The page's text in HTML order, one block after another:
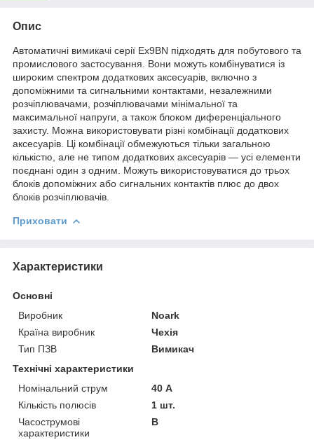
Опис
Автоматичні вимикачі серії Ex9BN підходять для побутового та
промислового застосування. Вони можуть комбінуватися із
широким спектром додаткових аксесуарів, включно з
допоміжними та сигнальними контактами, незалежними
розчіплювачами, розчіплювачами мінімальної та
максимальної напруги, а також блоком диференціального
захисту. Можна використовувати різні комбінації додаткових
аксесуарів. Ці комбінації обмежуються тільки загальною
кількістю, але не типом додаткових аксесуарів — усі елементи
поєднані один з одним. Можуть використовуватися до трьох
блоків допоміжних або сигнальних контактів плюс до двох
блоків розчіплювачів.
Приховати
Характеристики
Основні
Виробник
Noark
Країна виробник
Чехія
Тип ПЗВ
Вимикач
Технічні характеристики
Номінальний струм
40 А
Кількість полюсів
1 шт.
Часострумові
характеристики
B